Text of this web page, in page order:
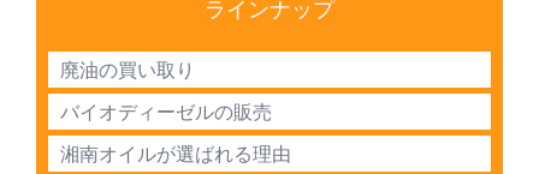
ラインナップ
廃油の買い取り
バイオディーゼルの販売
湘南オイルが選ばれる理由